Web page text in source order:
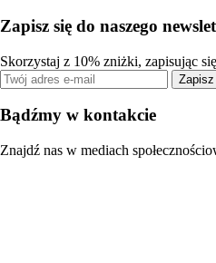
Zapisz się do naszego
Skorzystaj z 10% zniżki, zapisując
Bądźmy w kontakcie
Znajdź nas w mediach